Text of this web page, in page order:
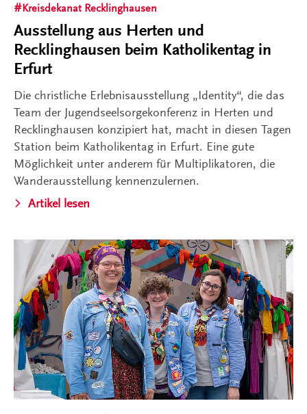
Kreisdekanat Recklinghausen
Ausstellung aus Herten und
Recklinghausen beim Katholikentag in
Erfurt
Die christliche Erlebnisausstellung „Identity“, die das
Team der Jugendseelsorgekonferenz in Herten und
Recklinghausen konzipiert hat, macht in diesen Tagen
Station beim Katholikentag in Erfurt. Eine gute
Möglichkeit unter anderem für Multiplikatoren, die
Wanderausstellung kennenzulernen.
Artikel lesen